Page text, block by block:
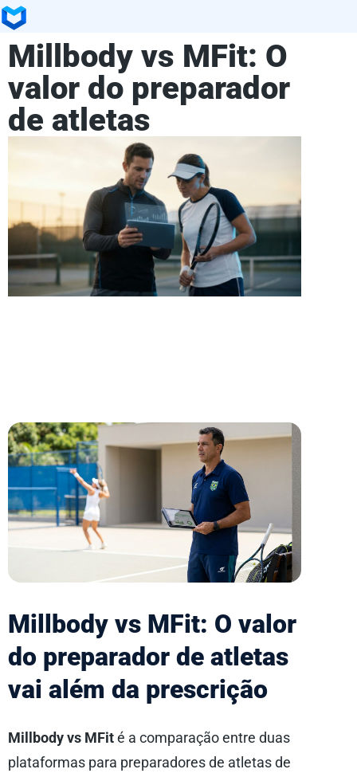
Millbody vs MFit: O
valor do preparador
de atletas
Millbody vs MFit: O valor
do preparador de atletas
vai além da prescrição
Millbody vs MFité a comparação entre duas
plataformas para preparadores de atletas de